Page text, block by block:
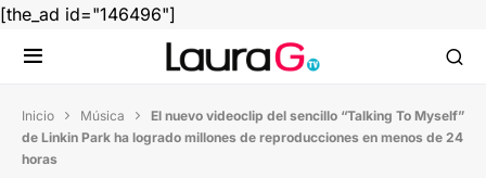
[the_ad id="146496"]
Inicio  Música  El nuevo videoclip del sencillo “Talking To Myself”
de Linkin Park ha logrado millones de reproducciones en menos de 24
horas